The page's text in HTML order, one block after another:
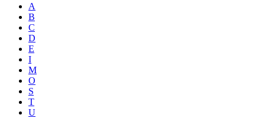
A
B
C
D
E
I
M
O
S
T
U